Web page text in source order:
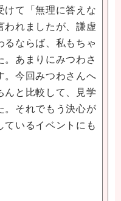
けて「無理に答えな
われましたが、謙虚
るならば、私もちゃ
。あまりにみつわさ
。今回みつわさんへ
んと比較して、見学
。それでもう決心が
ているイベントにも